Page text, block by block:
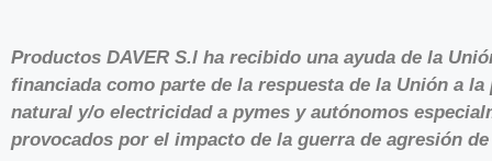
Productos DAVER S.l ha recibido una ayuda de la
financiada como parte de la respuesta de la Unión a
natural y/o electricidad a pymes y autónomos
provocados por el impacto de la guerra de agresión